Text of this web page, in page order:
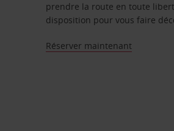
prendre la route en toute
disposition pour vous faire
Réserver maintenant